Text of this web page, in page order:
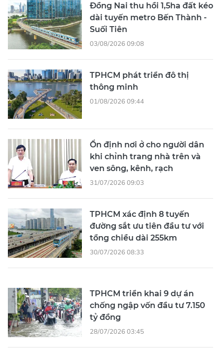
Đồng Nai thu hồi 1,5ha đất kéo
dài tuyến metro Bến Thành -
Suối Tiên
03/08/2026 09:08
TPHCM phát triển đô thị
thông minh
01/08/2026 09:44
Ổn định nơi ở cho người dân
khi chỉnh trang nhà trên và
ven sông, kênh, rạch
31/07/2026 09:03
TPHCM xác định 8 tuyến
đường sắt ưu tiên đầu tư với
tổng chiều dài 255km
30/07/2026 08:33
TPHCM triển khai 9 dự án
chống ngập vốn đầu tư 7.150
tỷ đồng
28/07/2026 03:45